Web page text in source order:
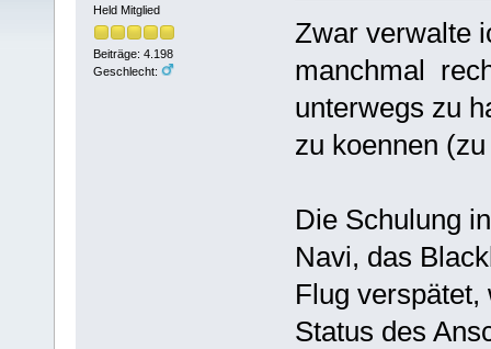
Held Mitglied
Beiträge: 4.198
Geschlecht:
Zwar verwalte
manchmal
unterwegs zu
zu koennen
Die Schulung
Navi, das
Flug
Status des